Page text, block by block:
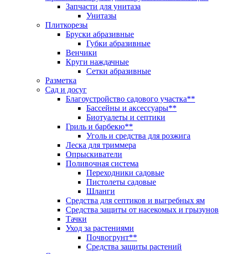
Запчасти для унитаза
Унитазы
Плиткорезы
Бруски абразивные
Губки абразивные
Венчики
Круги наждачные
Сетки абразивные
Разметка
Сад и досуг
Благоустройство садового участка**
Бассейны и аксессуары**
Биотуалеты и септики
Гриль и барбекю**
Уголь и средства для розжига
Леска для триммера
Опрыскиватели
Поливочная система
Переходники садовые
Пистолеты садовые
Шланги
Средства для септиков и выгребных ям
Средства защиты от насекомых и грызунов
Тачки
Уход за растениями
Почвогрунт**
Средства защиты растений